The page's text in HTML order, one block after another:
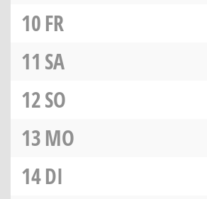
10FR
11 SA
12SO
13MO
14DI